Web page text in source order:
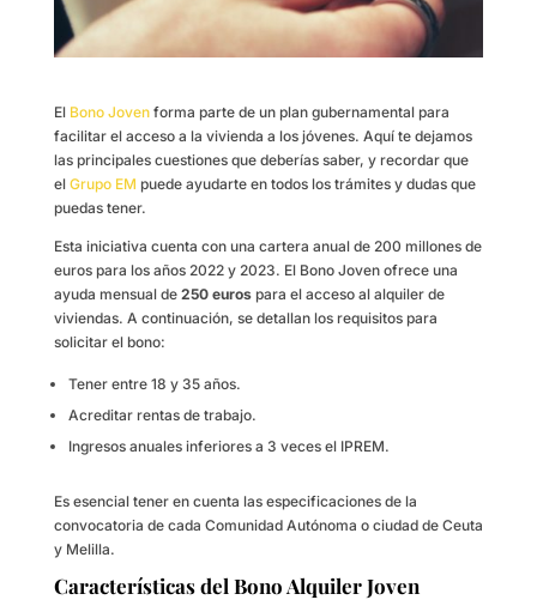
El Bono Jovenforma parte de un plan gubernamental para
facilitar el acceso a la vivienda a los jóvenes. Aquí te dejamos
las principales cuestiones que deberías saber, y recordar que
el Grupo EM puede ayudarte en todos los trámites y dudas que
puedas tener.
Esta iniciativa cuenta con una cartera anual de 200 millones de
euros para los años 2022 y 2023. El Bono Joven ofrece una
ayuda mensual de 250 eurospara el acceso al alquiler de
viviendas. A continuación, se detallan los requisitos para
solicitar el bono:
Tener entre 18 y 35 años.
Acreditar rentas de trabajo.
Ingresos anuales inferiores a 3 veces el IPREM.
Es esencial tener en cuenta las especificaciones de la
convocatoria de cada Comunidad Autónoma o ciudad de Ceuta
y Melilla.
Características del Bono Alquiler Joven